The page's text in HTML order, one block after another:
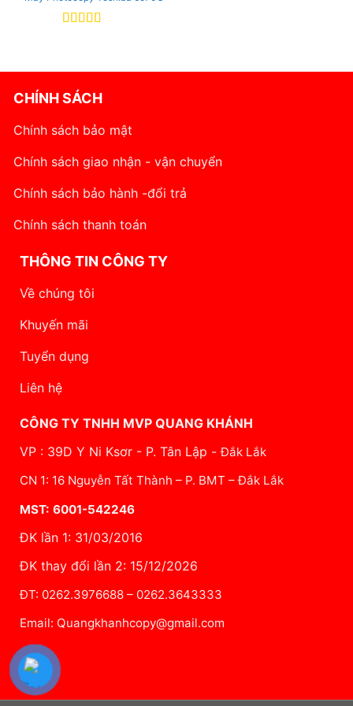
CHÍNH SÁCH
Chính sách bảo mật
Chính sách giao nhận - vận chuyển
Chính sách bảo hành -đổi trả
Chính sách thanh toán
THÔNG TIN CÔNG TY
Về chúng tôi
Khuyến mãi
Tuyển dụng
Liên hệ
CÔNG TY TNHH MVP QUANG KHÁNH
VP : 39D Y Ni Ksơr - P. Tân Lập -Đắk Lắk
CN 1: 16 Nguyễn Tất Thành – P. BMT – Đắk Lắk
MST: 6001-542246
ĐK lần 1: 31/03/2016
ĐK thay đổi lần 2: 15/12/2026
ĐT: 0262.3976688 – 0262.3643333
Email: Quangkhanhcopy@gmail.com